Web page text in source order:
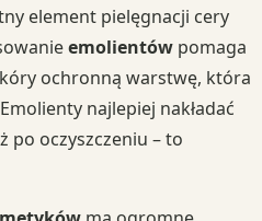
element pielęgnacji cery
emolientów pomaga
ochronną warstwę, która
najlepiej nakładać
po oczyszczeniu – to